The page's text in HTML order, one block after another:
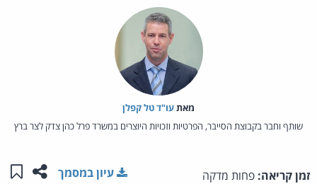
מאת‏עו"ד טל קפלן
שותף וחבר בקבוצת הסייבר, הפרטיות וזכויות היוצרים במשרד פרל כהן צדק לצר ברץ
זמן קריאה: פחות מדקה שתפו
עיון במסמך